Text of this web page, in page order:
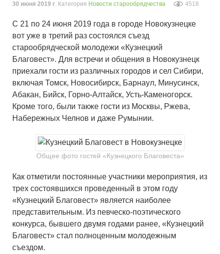
30 июня 2019 г. Категория Новости старообрядчества 4518
С 21 по 24 июня 2019 года в городе Новокузнецке
вот уже в третий раз состоялся съезд
старообрядческой молодежи «Кузнецкий
Благовест». Для встречи и общения в Новокузнецк
приехали гости из различных городов и сел Сибири,
включая Томск, Новосибирск, Барнаул, Минусинск,
Абакан, Бийск, Горно-Алтайск, Усть-Каменогорск.
Кроме того, были также гости из Москвы, Ржева,
Набережных Челнов и даже Румынии.
Общее фото гостей «Кузнецкого Благовеста»
Как отметили постоянные участники мероприятия, из
трех состоявшихся проведенный в этом году
«Кузнецкий Благовест» является наиболее
представительным. Из певческо-поэтического
конкурса, бывшего двумя годами ранее, «Кузнецкий
Благовест» стал полноценным молодежным
съездом.